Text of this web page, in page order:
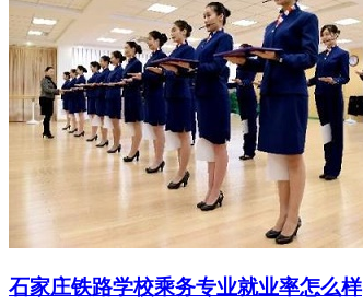
石家庄铁路学校乘务专业就业率怎么样